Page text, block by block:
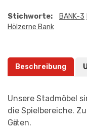
Stichworte: BANK-3
Hölzerne Bank
Beschreibung
Unsere Stadmöbel
die Spielbereiche.
Gӓrten.